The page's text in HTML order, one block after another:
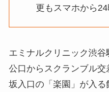
更もスマホから24
エミナルクリニック渋
公口からスクランブル
坂入口の「楽園」が入